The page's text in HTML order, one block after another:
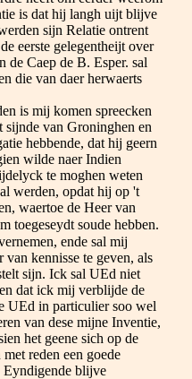
is dat hij langh uijt blijve
sijn Relatie ontrent
eerste gelegentheijt over
de Caep de B. Esper. sal
die van daer herwaerts
is mij komen spreecken
sijnde van Groninghen en
hebbende, dat hij geern
wilde naer Indien
te moghen weten
werden, opdat hij op 't
waertoe de Heer van
toegeseydt soude hebben.
ende sal mij
kennisse te geven, als
sijn. Ick sal UEd niet
dat ick mij verblijde de
UEd in particulier soo wel
van dese mijne Inventie,
het geene sich op de
reden een goede
Eyndigende blijve